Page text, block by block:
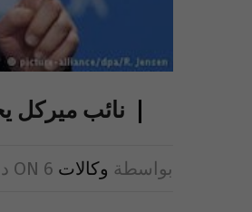
نائب ميركل
بواسطة وكالات ON 6 ديسمبر 2015